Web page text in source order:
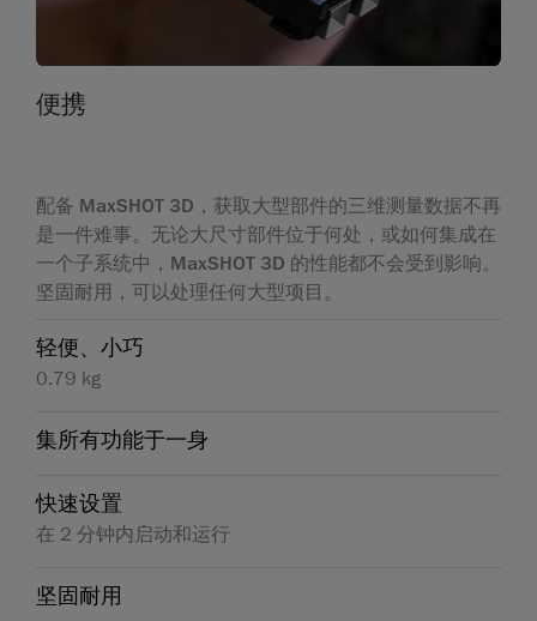
便携
配备 MaxSHOT 3D，获取大型部件的三维测量数据不再
是一件难事。无论大尺寸部件位于何处，或如何集成在
一个子系统中，MaxSHOT 3D 的性能都不会受到影响。
坚固耐用，可以处理任何大型项目。
轻便、小巧
0.79 kg
集所有功能于一身
快速设置
在 2 分钟内启动和运行
坚固耐用